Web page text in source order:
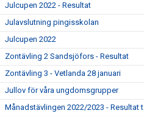
Julcupen 2022 - Resultat
Julavslutning pingisskolan
Julcupen 2022
Zontävling 2 Sandsjöfors - Resultat
Zontävling 3 - Vetlanda 28 januari
Jullov för våra ungdomsgrupper
Månadstävlingen 2022/2023 - Resultat